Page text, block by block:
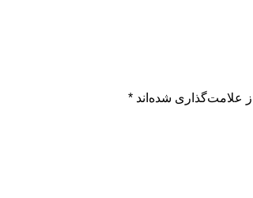
علامت‌گذاری شده‌اند *